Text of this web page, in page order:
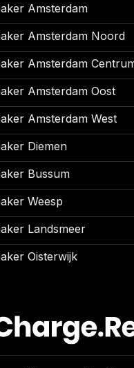
Amsterdam
Amsterdam Noord
Amsterdam
Amsterdam Oost
Amsterdam West
Diemen
Bussum
Weesp
Landsmeer
Oisterwijk